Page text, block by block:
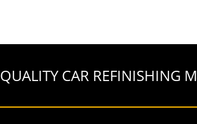
QUALITY CAR REFINISHING